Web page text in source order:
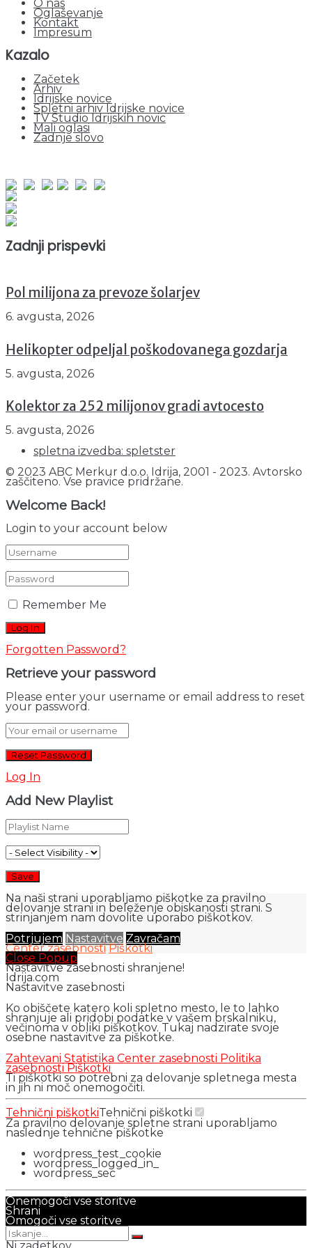
O nas
Oglaševanje
Kontakt
Impresum
Kazalo
Začetek
Arhiv
Idrijske novice
Spletni arhiv Idrijske novice
TV Studio Idrijskih novic
Mali oglasi
Zadnje slovo
Zadnji prispevki
Pol milijona za prevoze šolarjev
6. avgusta, 2026
Helikopter odpeljal poškodovanega gozdarja
5. avgusta, 2026
Kolektor za 252 milijonov gradi avtocesto
5. avgusta, 2026
spletna izvedba: spletster
© 2023 ABC Merkur d.o.o. Idrija, 2001 - 2023. Avtorsko
zaščiteno. Vse pravice pridržane.
Welcome Back!
Login to your account below
Remember Me
Forgotten Password?
Retrieve your password
Please enter your username or email address to reset
your password.
Log In
Add New Playlist
Na naši strani uporabljamo piškotke za pravilno
delovanje strani in beleženje obiskanosti strani. S
strinjanjem nam dovolite uporabo piškotkov.
Potrjujem Nastavitve Zavračam
Center zasebnosti Piškotki
Close Popup
Nastavitve zasebnosti shranjene!
Idrija.com
Nastavitve zasebnosti
Ko obiščete katero koli spletno mesto, le to lahko
shranjuje ali pridobi podatke v vašem brskalniku,
večinoma v obliki piškotkov. Tukaj nadzirate svoje
osebne nastavitve za piškotke.
Zahtevani Statistika Center zasebnosti Politika
zasebnosti Piškotki
Ti piškotki so potrebni za delovanje spletnega mesta
in jih ni moč onemogočiti.
Tehnični piškotkiTehnični piškotki
Za pravilno delovanje spletne strani uporabljamo
naslednje tehnične piškotke
wordpress_test_cookie
wordpress_logged_in_
wordpress_sec
Onemogoči vse storitve
Shrani
Omogoči vse storitve